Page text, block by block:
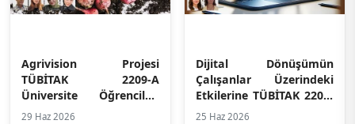
Agrivision Projesi
TÜBİTAK 2209-A
Üniversite Öğrencileri
Araştırma Projeleri
29 Haz 2026
Dijital Dönüşümün
Çalışanlar Üzerindeki
Etkilerine TÜBİTAK 2209-
A Desteği
25 Haz 2026